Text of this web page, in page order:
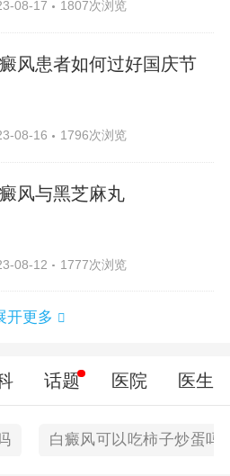
08-17 1807次浏览
风患者如何过好国庆节
08-16 1796次浏览
风与黑芝麻丸
08-12 1777次浏览
开更多
话题 医院 医生
白癜风可以吃柿子炒蛋吗